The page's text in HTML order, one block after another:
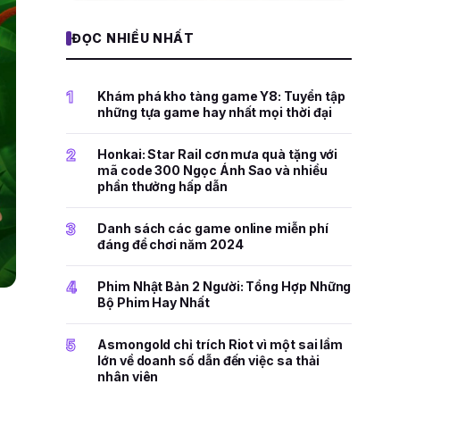
ĐỌC NHIỀU NHẤT
1
Khám phá kho tàng game Y8: Tuyển tập
những tựa game hay nhất mọi thời đại
2
Honkai: Star Rail cơn mưa quà tặng với
mã code 300 Ngọc Ánh Sao và nhiều
phần thưởng hấp dẫn
3
Danh sách các game online miễn phí
đáng để chơi năm 2024
4
Phim Nhật Bản 2 Người: Tổng Hợp Những
Bộ Phim Hay Nhất
5
Asmongold chỉ trích Riot vì một sai lầm
lớn về doanh số dẫn đến việc sa thải
nhân viên